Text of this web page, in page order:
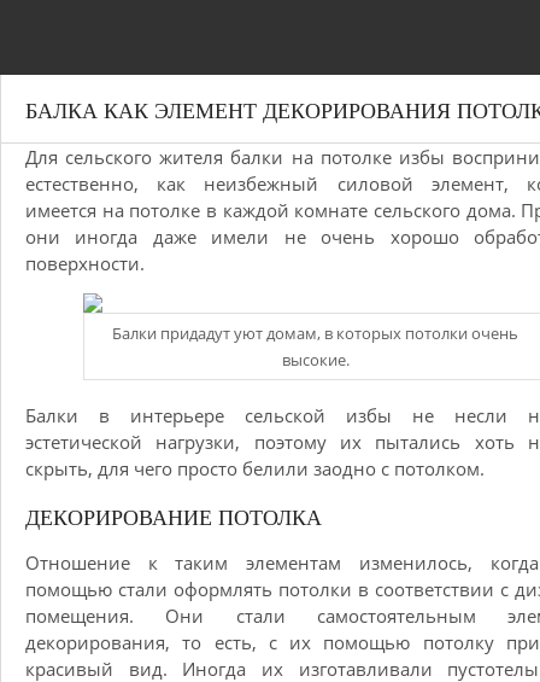
БАЛКА КАК ЭЛЕМЕНТ ДЕКОРИРОВАНИЯ
Для сельского жителя балки на потолке избы
естественно, как неизбежный силовой элемент,
имеется на потолке в каждой комнате сельского дома.
они иногда даже имели не очень хорошо
поверхности.
Балки придадут уют домам, в которых потолки очень
высокие.
Балки в интерьере сельской избы не несли
эстетической нагрузки, поэтому их пытались хоть
скрыть, для чего просто белили заодно с потолком.
ДЕКОРИРОВАНИЕ ПОТОЛКА
Отношение к таким элементам изменилось,
помощью стали оформлять потолки в соответствии с
помещения. Они стали самостоятельным
декорирования, то есть, с их помощью потолку
красивый вид. Иногда их изготавливали